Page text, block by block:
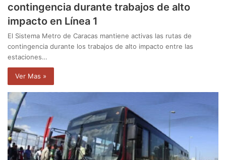
contingencia durante trabajos de alto
impacto en Línea 1
El Sistema Metro de Caracas mantiene activas las rutas de
contingencia durante los trabajos de alto impacto entre las
estaciones…
Ver Mas »